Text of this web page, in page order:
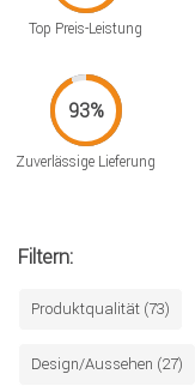
Top Preis-Leistung
Zuverlässige Lieferung
Filtern:
Produktqualität (73)
Design/Aussehen (27)